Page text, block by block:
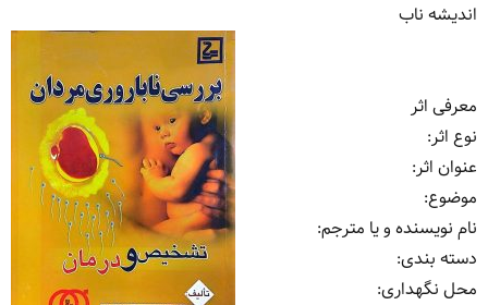
اندیشه ناب
معرفی اثر
نوع اثر:
عنوان اثر:
موضوع:
نام نویسنده و یا مترجم:
دسته بندی:
محل نگهداری: